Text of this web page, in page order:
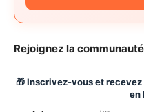
Rejoignez la
🎁 Inscrivez-vous et
en